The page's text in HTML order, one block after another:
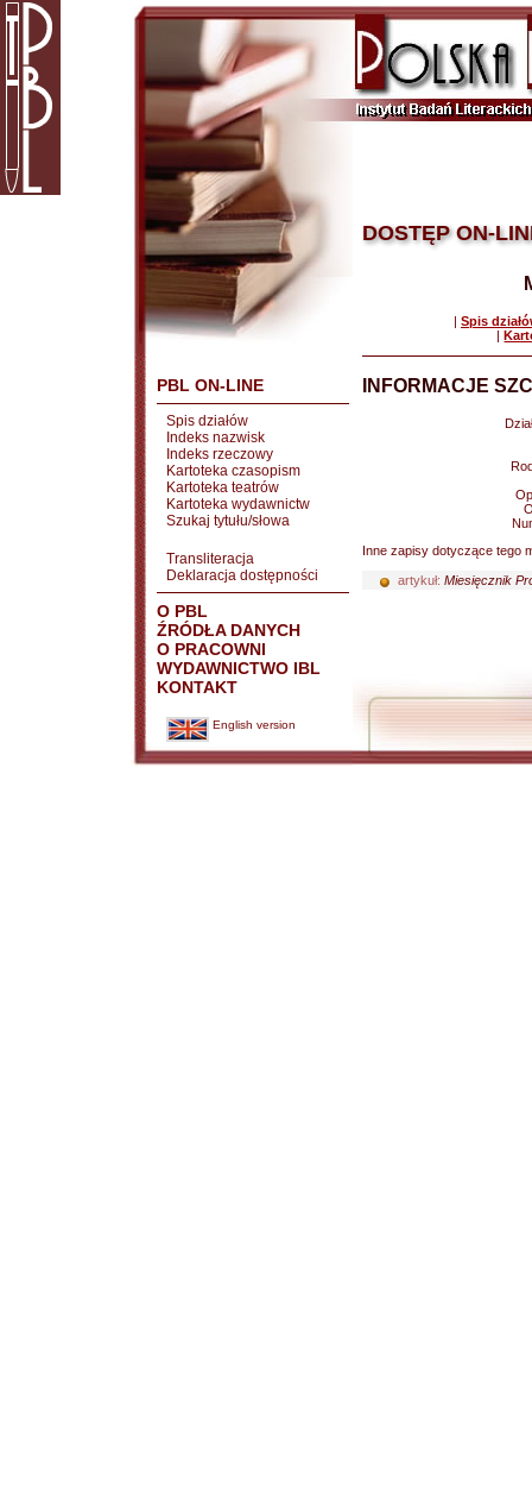
PBL ON-LINE
Spis działów
Indeks nazwisk
Indeks rzeczowy
Kartoteka czasopism
Kartoteka teatrów
Kartoteka wydawnictw
Szukaj tytułu/słowa
Transliteracja
Deklaracja dostępności
O PBL
ŹRÓDŁA DANYCH
O PRACOWNI
WYDAWNICTWO IBL
KONTAKT
English version
DOSTĘP ON-
| Spis
|
INFORMACJE
Inne zapisy dotyczące tego
artykuł: Miesięcznik